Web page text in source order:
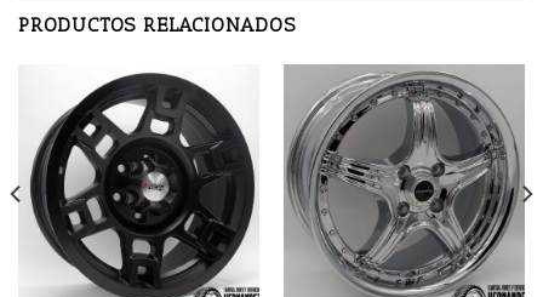
PRODUCTOS RELACIONADOS